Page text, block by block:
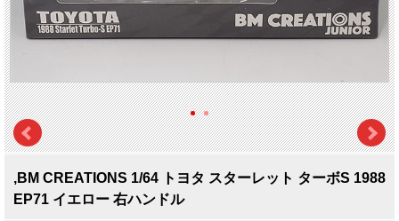
,BM CREATIONS 1/64 トヨタ スターレット ターボS 1988
EP71 イエロー 右ハンドル